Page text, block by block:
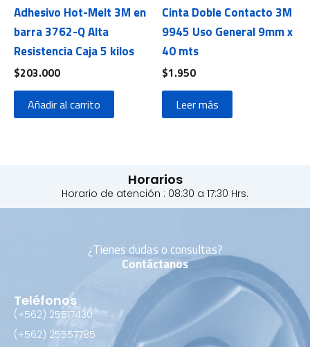
Adhesivo Hot-Melt 3M en
barra 3762-Q Alta
Resistencia Caja 5 kilos
$203.000
Añadir al carrito
Cinta Doble Contacto 3M
9945 Uso General 9mm x
40 mts
$1.950
Leer más
Horarios
Horario de atención : 08:30 a 17:30 Hrs.
¿Tienes dudas o consultas?
Contáctanos
Teléfonos
(+562) 25517430‬
(+562) 25557785